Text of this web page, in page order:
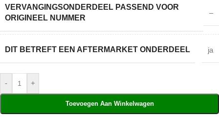
VERVANGINGSONDERDEEL PASSEND VOOR
ORIGINEEL NUMMER
–
DIT BETREFT EEN AFTERMARKET ONDERDEEL ja
- +
Toevoegen Aan Winkelwagen